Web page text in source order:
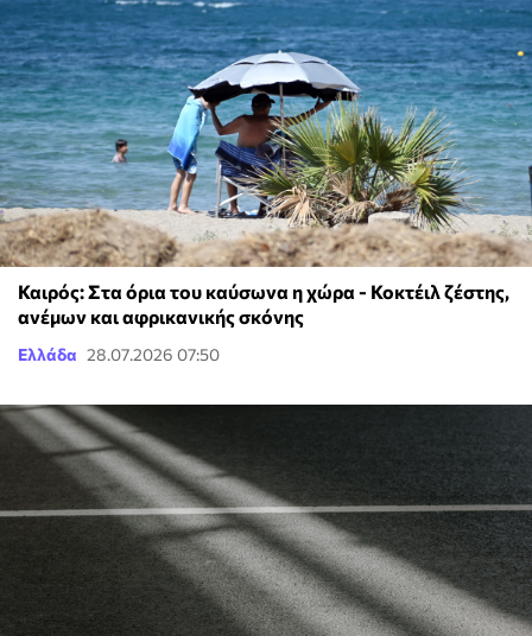
Καιρός: Στα όρια του καύσωνα η χώρα - Κοκτέιλ ζέστης,
ανέμων και αφρικανικής σκόνης
Ελλάδα 28.07.2026 07:50